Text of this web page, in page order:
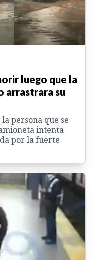
luego que la
arrastrara su
persona que se
intenta
por la fuerte